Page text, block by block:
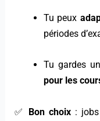
Tu peux
périodes
Tu gardes
pour les
✅ Bon choix :